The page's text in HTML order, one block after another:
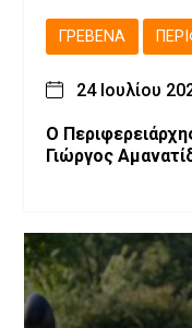
ΓΡΕΒΕΝΆ
24 Ιουλίου
Ο
Γιώργος